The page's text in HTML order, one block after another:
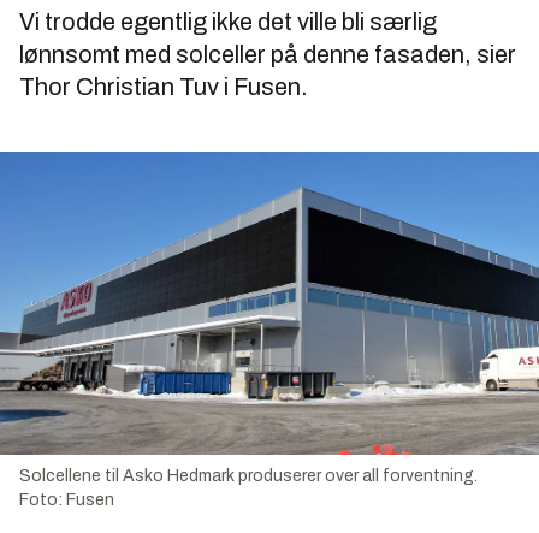
Vi trodde egentlig ikke det ville bli særlig
lønnsomt med solceller på denne fasaden, sier
Thor Christian Tuv i Fusen.
Solcellene til Asko Hedmark produserer over all forventning.
Foto: Fusen